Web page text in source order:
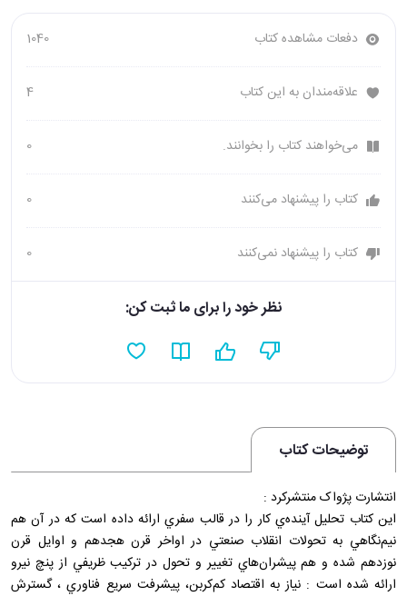
دفعات مشاهده کتاب 1040
علاقه‌مندان به این کتاب 4
می‌خواهند کتاب را بخوانند. 0
کتاب را پیشنهاد می‌کنند 0
کتاب را پیشنهاد نمی‌کنند 0
نظر خود را برای ما ثبت کن:
توضیحات کتاب
انتشارت پژواک منتشرکرد :
اين کتاب تحليل آينده‌ي کار را در قالب سفري ارائه داده است که در آن هم
نيم‌نگاهي به تحولات انقلاب صنعتي در اواخر قرن هجدهم و اوايل قرن
نوزدهم شده و هم پيشران‌هاي تغيير و تحول در ترکيب ظريفي از پنچ نيرو
ارائه شده است : نياز به اقتصاد کم‌کربن، پيشرفت سريع فناوري ، گسترش